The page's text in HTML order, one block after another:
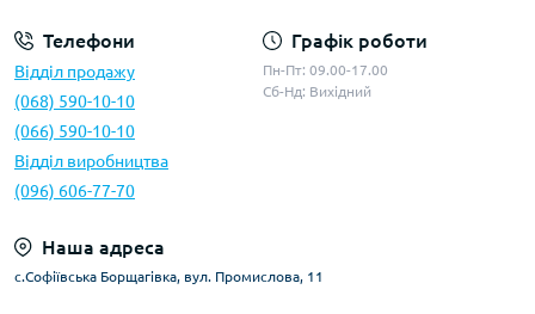
Телефони
Відділ продажу
(068) 590-10-10
(066) 590-10-10
Відділ виробництва
(096) 606-77-70
Графік роботи
Пн-Пт: 09.00-17.00
Сб-Нд: Вихідний
Наша адреса
с.Софіївська Борщагівка, вул. Промислова, 11